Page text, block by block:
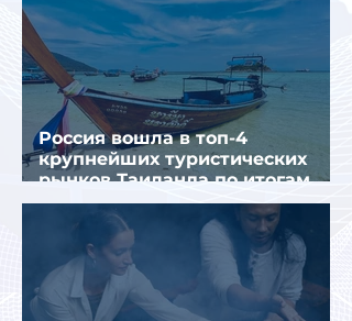
Россия вошла в топ-4
крупнейших туристических
рынков Таиланда по итогам
семи месяцев 2026 года